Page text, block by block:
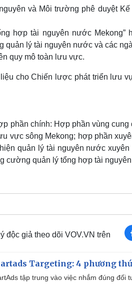
Hậu trường
- Gia đình
Sân khấu - Điện
Văn học
Âm nhạc
và Môi trường phê duyệt
hợp tài nguyên nước
quản lý tài nguyên nước và các
quy mô toàn lưu vực.
cho Chiến lược phát triển lưu
phần chính: Hợp phần vùng
vực sông Mekong; hợp phần
quản lý tài nguyên nước
cường quản lý tổng hợp tài
độc giả theo dõi VOV.VN trên
Targeting: 4 phương
tập trung vào việc nhắm đúng đối